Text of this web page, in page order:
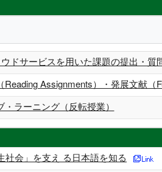
ドサービスを用いた課題の提出・
Reading Assignments）・発展文献（
・ラーニング（反転授業）
社会」を支え る日本語を知る